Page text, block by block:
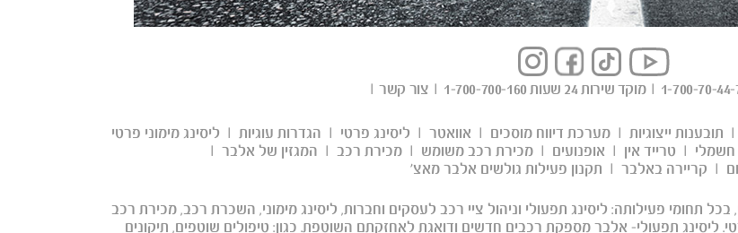
1-700-70-44-
| מוקד שירות 24 שעות 1-700-700-160
| צור קשר |
| תובענות ייצוגיות | מערכת דיווח מוסכים | אוואטר | ליסינג פרטי | הגדרות עוגיות | ליסינג מימוני פרטי
חשמלי | טרייד אין | אופנועים | מכירת רכב משומש | מכירת רכב | המגזין של אלבר |
| קריירה באלבר | תקנון פעילות גולשים אלבר מאצ'
תחומי פעילותה: ליסינג תפעולי וניהול ציי רכב לעסקים וחברות, ליסינג מימוני, השכרת רכב, מכירת רכב
ליסינג תפעולי- אלבר מספקת רכבים חדשים ודואגת לאחזקתם השוטפת. כגון: טיפולים שוטפים, תיקונים